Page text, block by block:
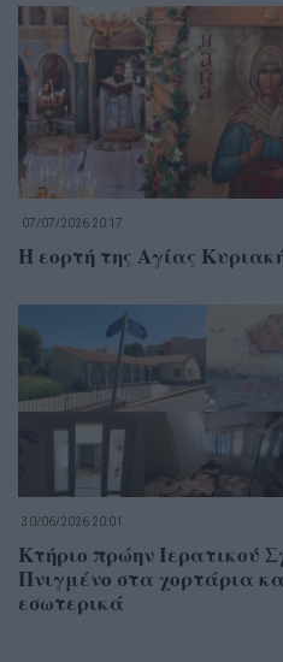
07/07/2026 20:17
Η εορτή της Αγίας
30/06/2026 20:01
Κτήριο πρώην Ιερατικού
Πνιγμένο στα χορτάρια
εσωτερικά